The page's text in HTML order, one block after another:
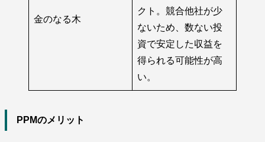
金のなる木
クト。競合他社が少
ないため、数ない投
資で安定した収益を
得られる可能性が高
い。
PPMのメリット